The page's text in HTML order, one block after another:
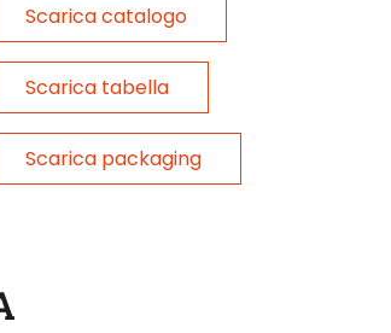
Scarica catalogo
Scarica tabella
Scarica packaging